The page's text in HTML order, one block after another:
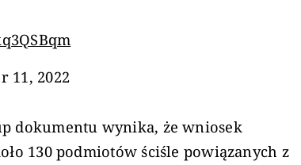
11, 2022
dokumentu wynika, że wniosek
130 podmiotów ściśle powiązanych z